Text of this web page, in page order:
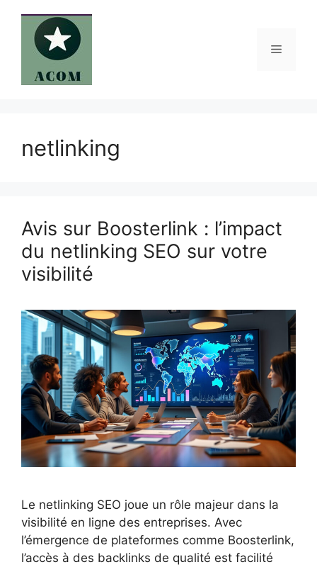
contenu
Menu
netlinking
Avis sur Boosterlink : l’impact
du netlinking SEO sur votre
visibilité
Le netlinking SEO joue un rôle majeur dans la
visibilité en ligne des entreprises. Avec
l’émergence de plateformes comme Boosterlink,
l’accès à des backlinks de qualité est facilité